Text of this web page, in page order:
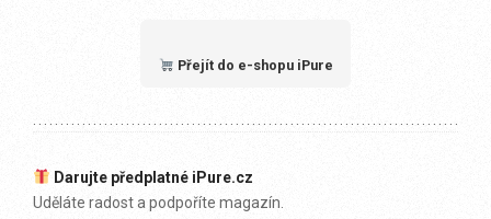
Přejít do e-shopu iPure
Darujte předplatné iPure.cz
Uděláte radost a podpoříte magazín.